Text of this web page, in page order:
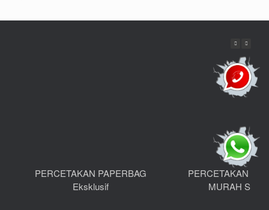
PERCETAKAN PAPERBAG
Eksklusif
PERCETAKAN
MURAH